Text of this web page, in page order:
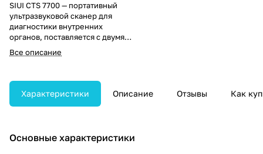
SIUI CTS 7700 — портативный
ультразвуковой сканер для
диагностики внутренних
органов, поставляется с двумя
датчиками. Обеспечивает
универсальность применения в
сценариях.
Все описание
Характеристики Описание Отзывы Как
Основные характеристики